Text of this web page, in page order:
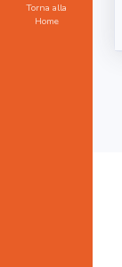
Torna alla
Home